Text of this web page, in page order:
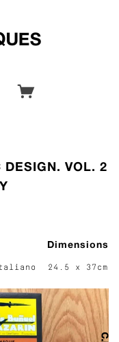
DESIGN. VOL. 2
Dimensions
24.5 x 37cm